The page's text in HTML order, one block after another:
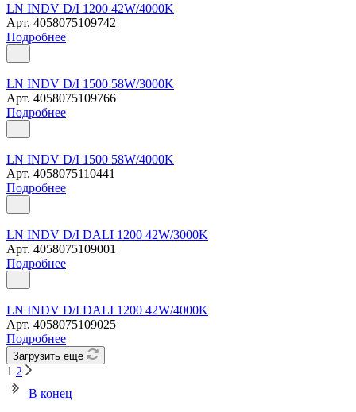
LN INDV D/I 1200 42W/4000K
Арт. 4058075109742
Подробнее
LN INDV D/I 1500 58W/3000K
Арт. 4058075109766
Подробнее
LN INDV D/I 1500 58W/4000K
Арт. 4058075110441
Подробнее
LN INDV D/I DALI 1200 42W/3000K
Арт. 4058075109001
Подробнее
LN INDV D/I DALI 1200 42W/4000K
Арт. 4058075109025
Подробнее
Загрузить еще
1 2
В конец